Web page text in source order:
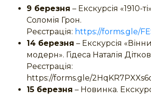
9 березня – Екскурсія «1910-
Соломія Грон.
Реєстрація: https://forms.gle/
14 березня – Екскурсія
модерн». Гідеса Наталія
Реєстрація:
https://forms.gle/
15 березня – Новинка.